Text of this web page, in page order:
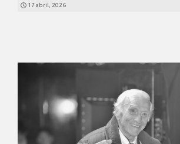
17 abril, 2026